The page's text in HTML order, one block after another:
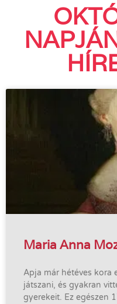
Maria Anna
Apja már hétéves kora
játszani, és gyakran
gyerekeit. Ez egészen